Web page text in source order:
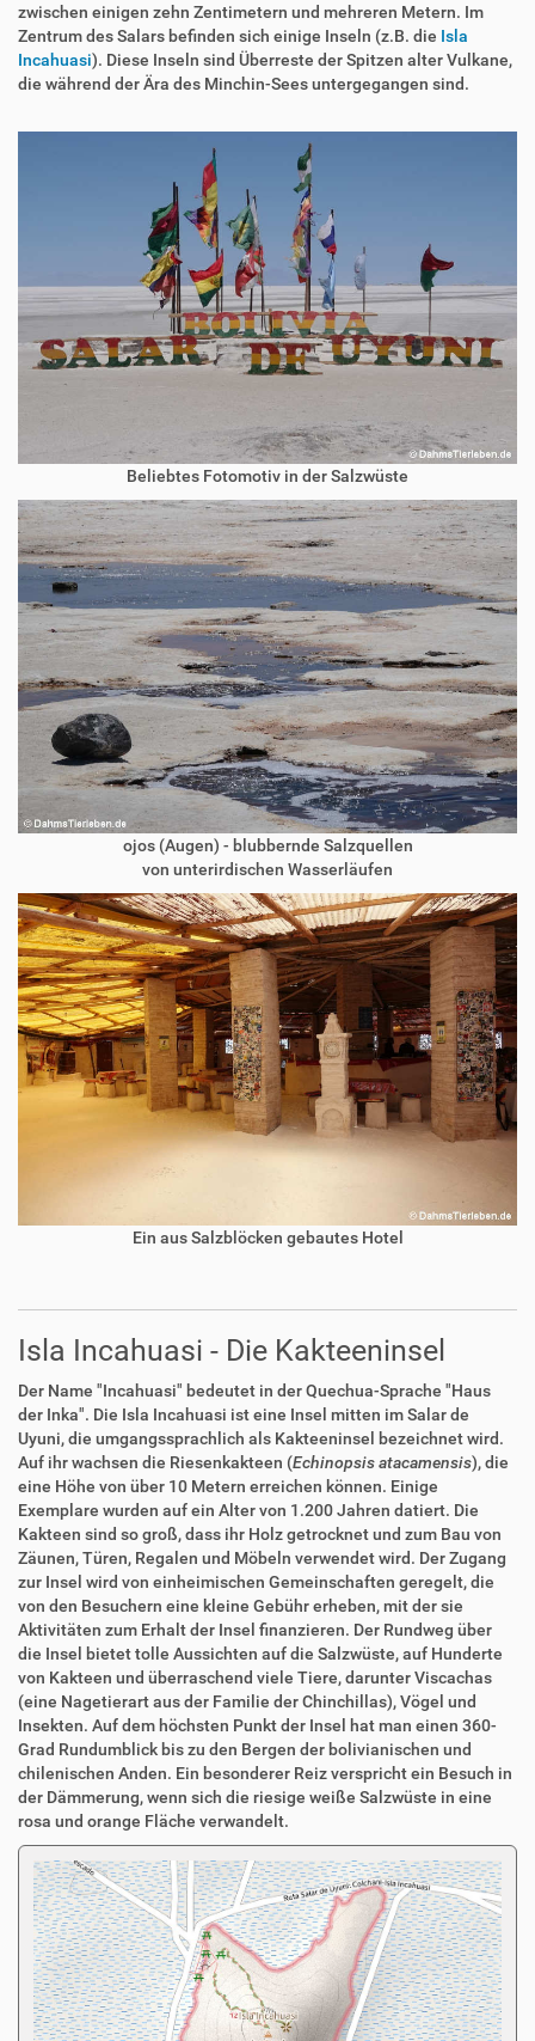
zwischen einigen zehn Zentimetern und mehreren Metern. Im
Zentrum des Salars befinden sich einige Inseln (z.B. die Isla
Incahuasi). Diese Inseln sind Überreste der Spitzen alter Vulkane,
die während der Ära des Minchin-Sees untergegangen sind.
Beliebtes Fotomotiv in der Salzwüste
ojos (Augen) - blubbernde Salzquellen
von unterirdischen Wasserläufen
Ein aus Salzblöcken gebautes Hotel
Isla Incahuasi - Die Kakteeninsel
Der Name "Incahuasi" bedeutet in der Quechua-Sprache "Haus
der Inka". Die Isla Incahuasi ist eine Insel mitten im Salar de
Uyuni, die umgangssprachlich als Kakteeninsel bezeichnet wird.
Auf ihr wachsen die Riesenkakteen (Echinopsis atacamensis), die
eine Höhe von über 10 Metern erreichen können. Einige
Exemplare wurden auf ein Alter von 1.200 Jahren datiert. Die
Kakteen sind so groß, dass ihr Holz getrocknet und zum Bau von
Zäunen, Türen, Regalen und Möbeln verwendet wird. Der Zugang
zur Insel wird von einheimischen Gemeinschaften geregelt, die
von den Besuchern eine kleine Gebühr erheben, mit der sie
Aktivitäten zum Erhalt der Insel finanzieren. Der Rundweg über
die Insel bietet tolle Aussichten auf die Salzwüste, auf Hunderte
von Kakteen und überraschend viele Tiere, darunter Viscachas
(eine Nagetierart aus der Familie der Chinchillas), Vögel und
Insekten. Auf dem höchsten Punkt der Insel hat man einen 360-
Grad Rundumblick bis zu den Bergen der bolivianischen und
chilenischen Anden. Ein besonderer Reiz verspricht ein Besuch in
der Dämmerung, wenn sich die riesige weiße Salzwüste in eine
rosa und orange Fläche verwandelt.